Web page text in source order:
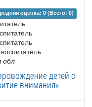
оценка: 0 (Всего: 0)
обл
детей с
внимания»